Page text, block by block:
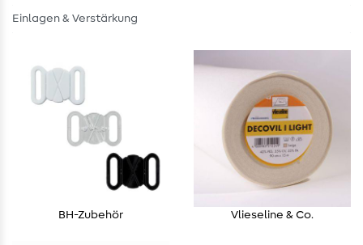
Einlagen & Verstärkung
BH-Zubehör Vlieseline & Co.